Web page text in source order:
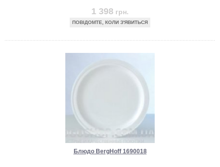
1 398 грн.
ПОВІДОМТЕ, КОЛИ З'ЯВИТЬСЯ
Блюдо BergHoff 1690018